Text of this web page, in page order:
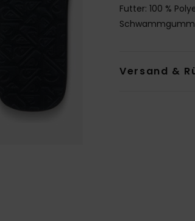
Futter: 100 %
Versand &